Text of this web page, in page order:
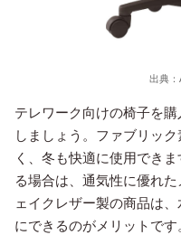
出典：
テレワーク向けの椅子を
しましょう。ファブリッ
く、冬も快適に使用でき
る場合は、通気性に優れ
ェイクレザー製の商品は
にできるのがメリットです。